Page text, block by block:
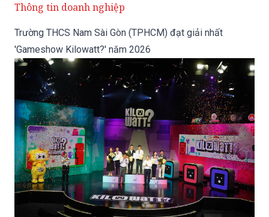
Thông tin doanh nghiệp
Trường THCS Nam Sài Gòn (TPHCM) đạt giải nhất
'Gameshow Kilowatt?' năm 2026